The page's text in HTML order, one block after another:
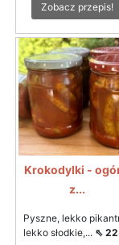
Zobacz przepis!
Krokodylki -
z...
Pyszne, lekko
lekko słodkie,... ⇖